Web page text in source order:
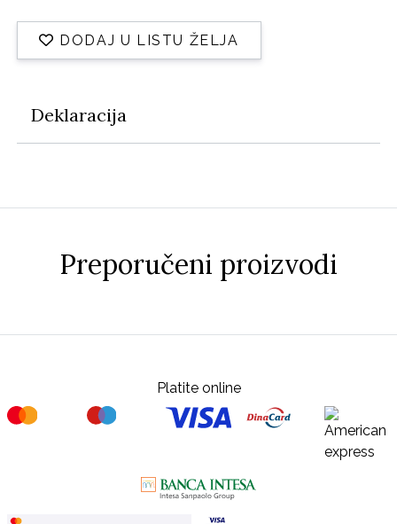
DODAJ U LISTU ŽELJA
Deklaracija
Preporučeni proizvodi
Platite online